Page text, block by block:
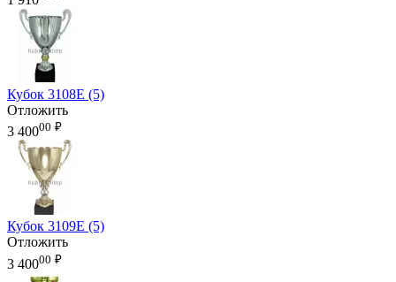
Кубок 3108E (5)
Отложить
3 40000 ₽
Кубок 3109E (5)
Отложить
3 40000 ₽